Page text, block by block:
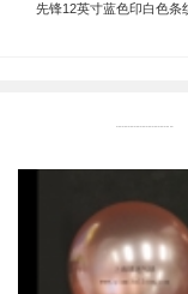
先锋12英寸蓝色印白色条